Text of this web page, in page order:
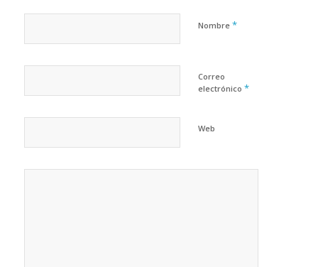
Nombre *
Correo
electrónico *
Web